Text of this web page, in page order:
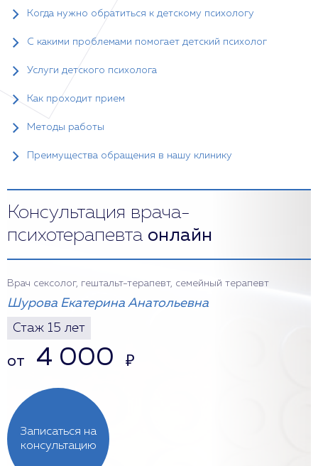
Когда нужно обратиться к детскому психологу
С какими проблемами помогает детский психолог
Услуги детского психолога
Как проходит прием
Методы работы
Преимущества обращения в нашу клинику
Консультация врача-
психотерапевта онлайн
Записаться на
консультацию
Врач сексолог, гештальт-терапевт, семейный терапевт
Шурова Екатерина Анатольевна
Стаж 15 лет
от 4 000 ₽